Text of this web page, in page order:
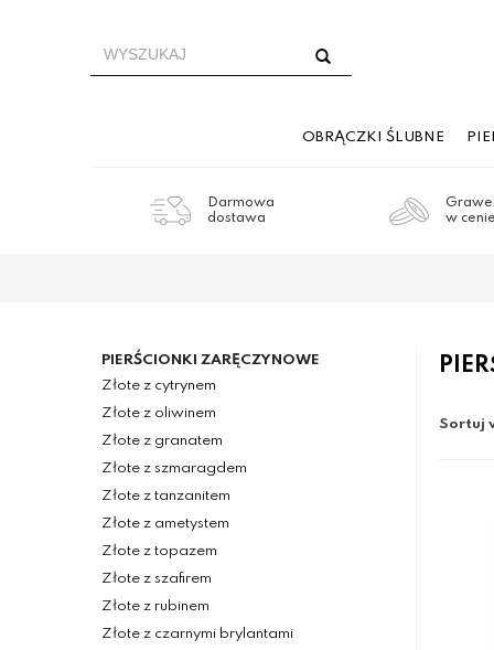
OBRĄCZKI ŚLUBNE
Darmowa
dostawa
w cenie
PIERŚCIONKI ZARĘCZYNOWE
Złote z cytrynem
Złote z oliwinem
Złote z granatem
Złote z szmaragdem
Złote z tanzanitem
Złote z ametystem
Złote z topazem
Złote z szafirem
Złote z rubinem
Złote z czarnymi brylantami
Sortuj